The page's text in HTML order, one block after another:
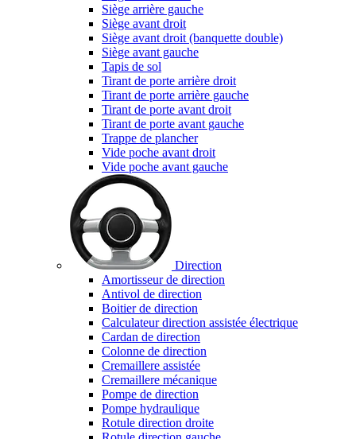
Siège arrière gauche
Siège avant droit
Siège avant droit (banquette double)
Siège avant gauche
Tapis de sol
Tirant de porte arrière droit
Tirant de porte arrière gauche
Tirant de porte avant droit
Tirant de porte avant gauche
Trappe de plancher
Vide poche avant droit
Vide poche avant gauche
Direction
Amortisseur de direction
Antivol de direction
Boitier de direction
Calculateur direction assistée électrique
Cardan de direction
Colonne de direction
Cremaillere assistée
Cremaillere mécanique
Pompe de direction
Pompe hydraulique
Rotule direction droite